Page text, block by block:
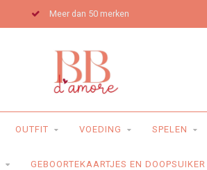
Meer dan 50 merken
OUTFIT VOEDING SPELEN
GEBOORTEKAARTJES EN DOOPSUIKER